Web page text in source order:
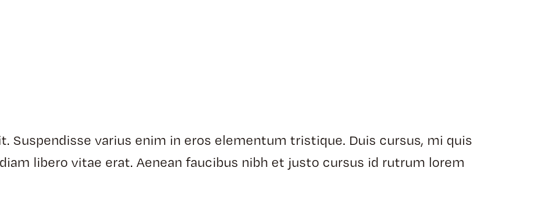
varius enim in eros elementum tristique. Duis cursus, mi quis
libero vitae erat. Aenean faucibus nibh et justo cursus id rutrum lorem